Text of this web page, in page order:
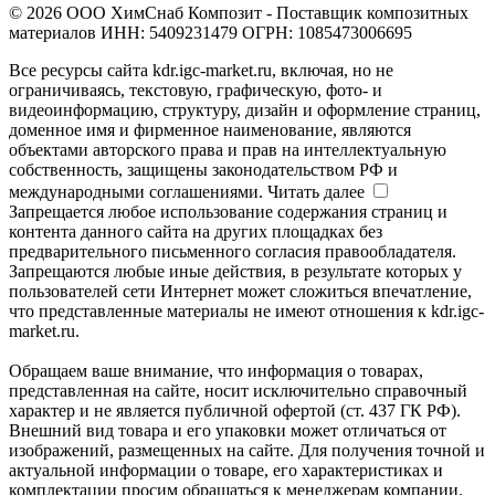
© 2026 ООО ХимСнаб Композит - Поставщик композитных
материалов ИНН: 5409231479 ОГРН: 1085473006695
Все ресурсы сайта kdr.igc-market.ru, включая, но не
ограничиваясь, текстовую, графическую, фото- и
видеоинформацию, структуру, дизайн и оформление страниц,
доменное имя и фирменное наименование, являются
объектами авторского права и прав на интеллектуальную
собственность, защищены законодательством РФ и
международными соглашениями. Читать далее
Запрещается любое использование содержания страниц и
контента данного сайта на других площадках без
предварительного письменного согласия правообладателя.
Запрещаются любые иные действия, в результате которых у
пользователей сети Интернет может сложиться впечатление,
что представленные материалы не имеют отношения к kdr.igc-
market.ru.
Обращаем ваше внимание, что информация о товарах,
представленная на сайте, носит исключительно справочный
характер и не является публичной офертой (ст. 437 ГК РФ).
Внешний вид товара и его упаковки может отличаться от
изображений, размещенных на сайте. Для получения точной и
актуальной информации о товаре, его характеристиках и
комплектации просим обращаться к менеджерам компании.